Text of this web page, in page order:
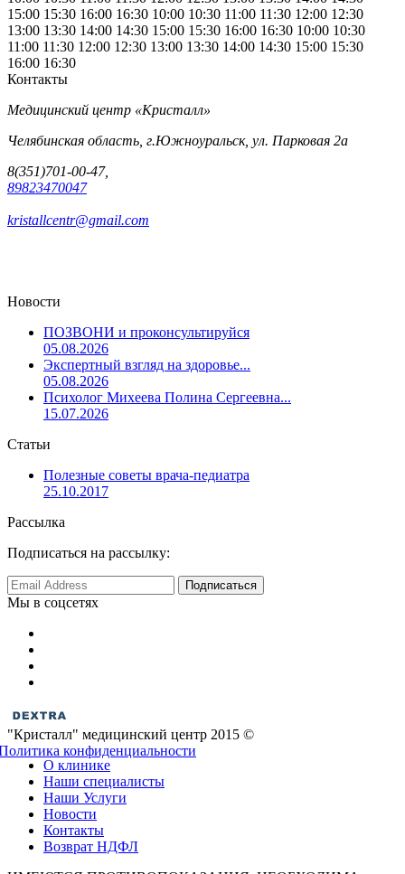
15:00 15:30 16:00 16:30 10:00 10:30 11:00 11:30 12:00 12:30
13:00 13:30 14:00 14:30 15:00 15:30 16:00 16:30 10:00 10:30
11:00 11:30 12:00 12:30 13:00 13:30 14:00 14:30 15:00 15:30
16:00 16:30
Контакты
Медицинский центр «Кристалл»
Челябинская область, г.Южноуральск, ул. Парковая 2а
8(351)701-00-47,
89823470047
kristallcentr@gmail.com
Новости
ПОЗВОНИ и проконсультируйся
05.08.2026
Экспертный взгляд на здоровье...
05.08.2026
Психолог Михеева Полина Сергеевна...
15.07.2026
Статьи
Полезные советы врача-педиатра
25.10.2017
Рассылка
Подписаться на рассылку:
Мы в соцсетях
"Кристалл" медицинский центр 2015 ©
конфиденциальности
О клинике
Наши специалисты
Наши Услуги
Новости
Контакты
Возврат НДФЛ